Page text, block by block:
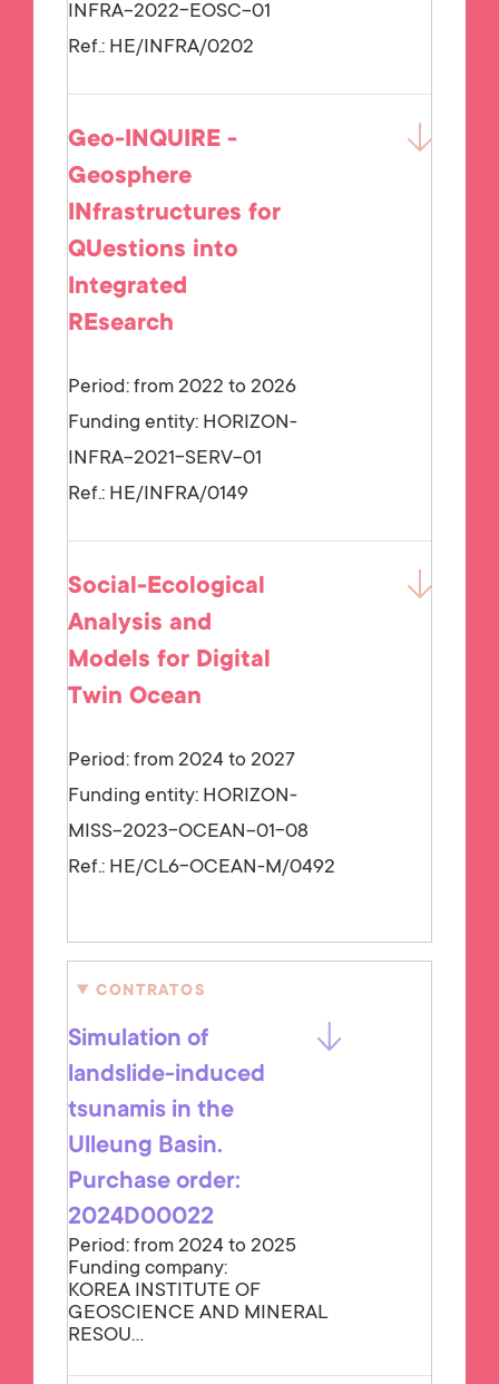
INFRA-2022-EOSC-01
Ref.: HE/INFRA/0202
Geo-INQUIRE -
Geosphere
INfrastructures for
QUestions into
Integrated
REsearch
Period: from 2022 to 2026
Funding entity: HORIZON-
INFRA-2021-SERV-01
Ref.: HE/INFRA/0149
Social-Ecological
Analysis and
Models for Digital
Twin Ocean
Period: from 2024 to 2027
Funding entity: HORIZON-
MISS-2023-OCEAN-01-08
Ref.: HE/CL6-OCEAN-M/0492
CONTRATOS
Simulation of
landslide-induced
tsunamis in the
Ulleung Basin.
Purchase order:
2024D00022
Period: from 2024 to 2025
Funding company:
KOREA INSTITUTE OF
GEOSCIENCE AND MINERAL
RESOU...